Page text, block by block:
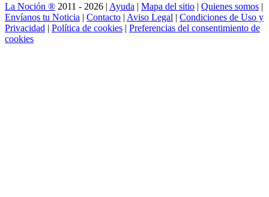
La Noción ® 2011 - 2026 | Ayuda | Mapa del sitio | Quienes somos |
Envíanos tu Noticia | Contacto | Aviso Legal | Condiciones de Uso y
Privacidad | Política de cookies | Preferencias del consentimiento de
cookies